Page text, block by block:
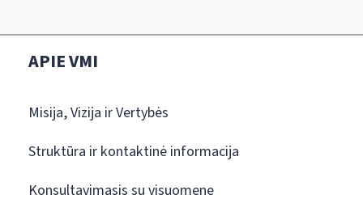
APIE VMI
Misija, Vizija ir Vertybės
Struktūra ir kontaktinė informacija
Konsultavimasis su visuomene